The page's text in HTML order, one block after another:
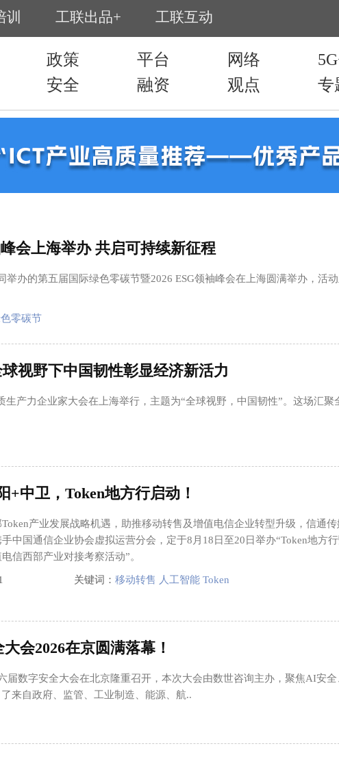
训 工联出品+ 工联互动
政策 平台 网络
安全 融资 观点 专
会上海举办 共启可持续新征程
办的第五届国际绿色零碳节暨2026 ESG领袖峰会在上海圆满举办，活
零碳节
视野下中国韧性彰显经济新活力
生产力企业家大会在上海举行，主题为“全球视野，中国韧性”。这场汇聚
+中卫，Token地方行启动！
产业发展战略机遇，助推移动转售及增值电信企业转型升级，信通传
中国通信企业协会虚拟运营分会，定于8月18日至20日举办“Token地方
信西部产业对接考察活动”。
关键词： 移动转售 人工智能 Token
会2026在京圆满落幕！
届数字安全大会在北京隆重召开，本次大会由数世咨询主办，聚焦AI安
来自政府、监管、工业制造、能源、航..